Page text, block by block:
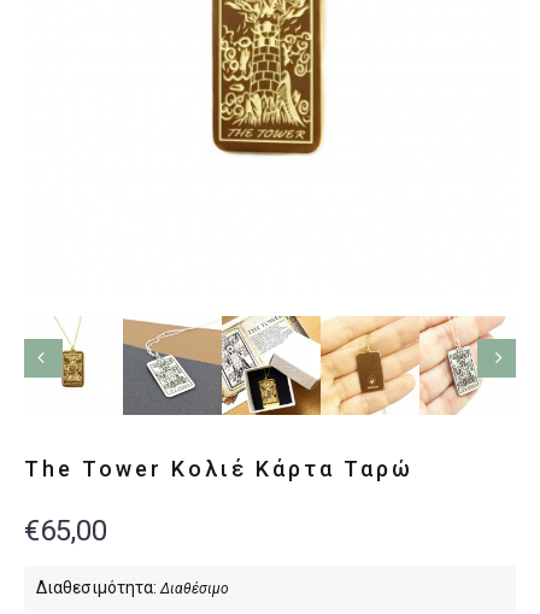
The Tower Κολιέ Κάρτα Ταρώ
€65,00
Διαθεσιμότητα: Διαθέσιμο